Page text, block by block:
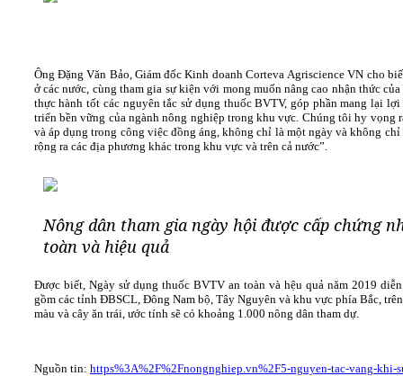
Ông Đặng Văn Bảo, Giám đốc Kinh doanh Corteva Agriscience VN cho
ở các nước, cùng tham gia sự kiện với mong muốn nâng cao nhận thức
thực hành tốt các nguyên tắc sử dụng thuốc BVTV, góp phần mang lại
triển bền vững của ngành nông nghiệp trong khu vực. Chúng tôi hy vọng
và áp dụng trong công việc đồng áng, không chỉ là một ngày và không
rộng ra các địa phương khác trong khu vực và trên cả nước”.
Nông dân tham gia ngày hội được cấp chứng
toàn và hiệu quả
Được biết, Ngày sử dụng thuốc BVTV an toàn và hệu quả năm 2019
gồm các tỉnh ĐBSCL, Đông Nam bộ, Tây Nguyên và khu vực phía Bắc,
màu và cây ăn trái, ước tính sẽ có khoảng 1.000 nông dân tham dự.
Nguồn tin: https%3A%2F%2Fnongnghiep.vn%2F5-nguyen-tac-vang-